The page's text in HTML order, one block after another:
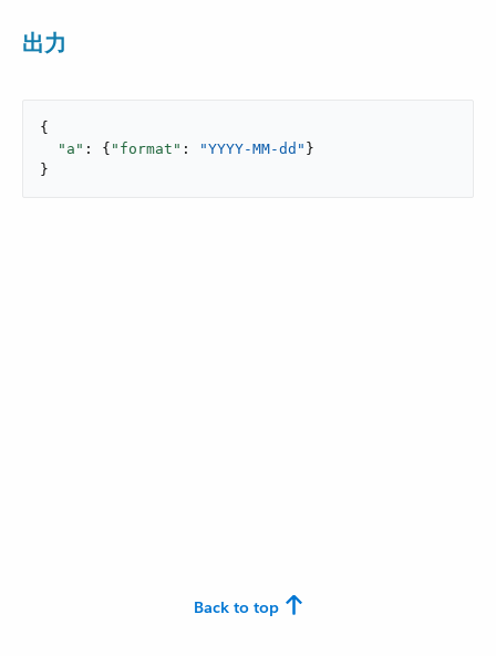
出力
{
"a" : { "format" : "YYYY-MM-dd" }
}
Back to top